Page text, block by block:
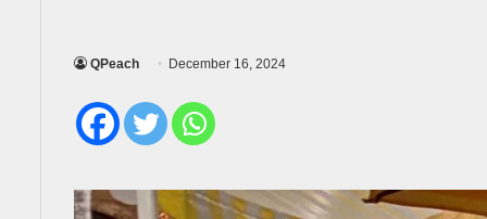
QPeach December 16, 2024